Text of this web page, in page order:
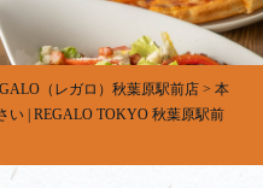
（レガロ）秋葉原駅前店 >本
い | REGALO TOKYO 秋葉原駅前